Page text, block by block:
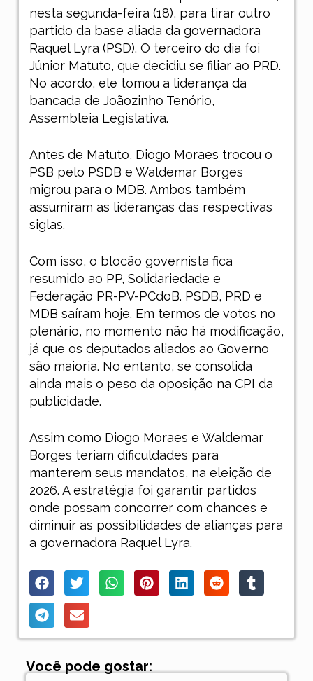
nesta segunda-feira (18), para tirar outro
partido da base aliada da governadora
Raquel Lyra (PSD). O terceiro do dia foi
Júnior Matuto, que decidiu se filiar ao PRD.
No acordo, ele tomou a liderança da
bancada de Joãozinho Tenório,
Assembleia Legislativa.
Antes de Matuto, Diogo Moraes trocou o
PSB pelo PSDB e Waldemar Borges
migrou para o MDB. Ambos também
assumiram as lideranças das respectivas
siglas.
Com isso, o blocão governista fica
resumido ao PP, Solidariedade e
Federação PR-PV-PCdoB. PSDB, PRD e
MDB saíram hoje. Em termos de votos no
plenário, no momento não há modificação,
já que os deputados aliados ao Governo
são maioria. No entanto, se consolida
ainda mais o peso da oposição na CPI da
publicidade.
Assim como Diogo Moraes e Waldemar
Borges teriam dificuldades para
manterem seus mandatos, na eleição de
2026. A estratégia foi garantir partidos
onde possam concorrer com chances e
diminuir as possibilidades de alianças para
a governadora Raquel Lyra.
Você pode gostar: